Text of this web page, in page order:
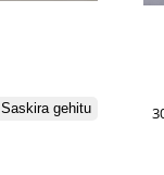
Saskira gehitu